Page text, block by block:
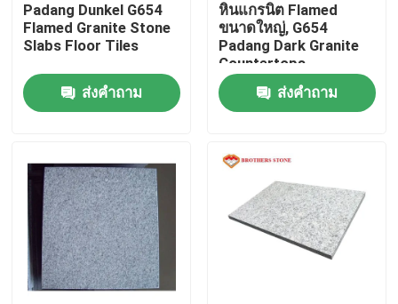
เกี่ยวกับเรา
รายชื่อผู้ติดต่อ
Padang Dunkel G654
Flamed Granite Stone
Slabs Floor Tiles
ส่งคำถาม
หินแกรนิต Flamed
ขนาดใหญ่, G654
Padang Dark Granite
Countertops
ส่งคำถาม